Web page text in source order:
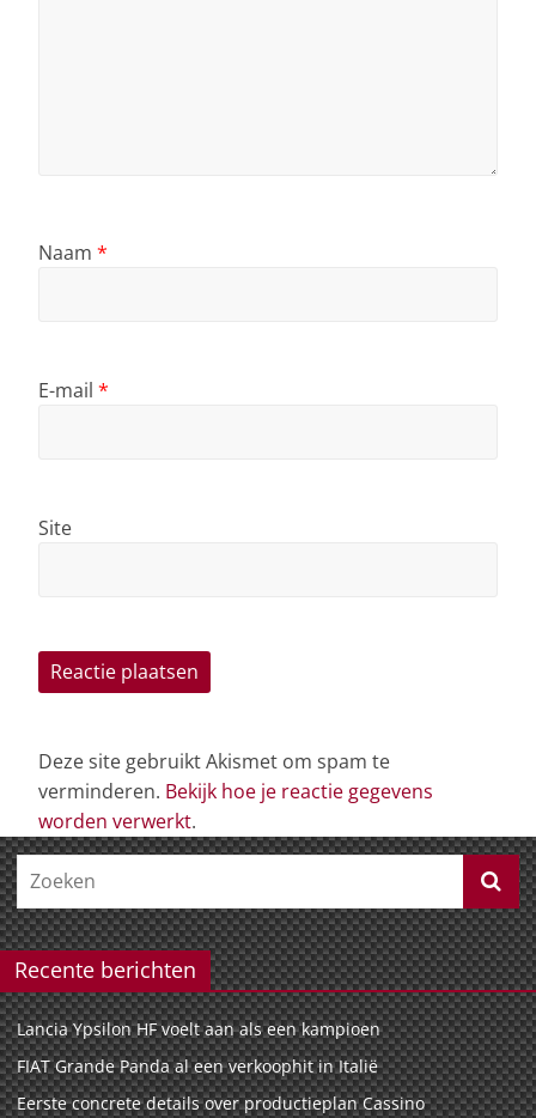
Naam *
E-mail *
Site
Deze site gebruikt Akismet om spam te
verminderen. Bekijk hoe je reactie gegevens
worden verwerkt.
Recente berichten
Lancia Ypsilon HF voelt aan als een kampioen
FIAT Grande Panda al een verkoophit in Italië
Eerste concrete details over productieplan Cassino